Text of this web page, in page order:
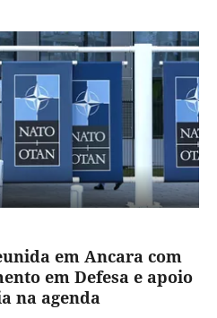
em Ancara com
em Defesa e apoio
na agenda